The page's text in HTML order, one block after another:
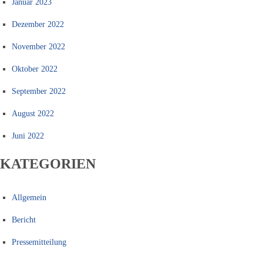
Januar 2023
Dezember 2022
November 2022
Oktober 2022
September 2022
August 2022
Juni 2022
KATEGORIEN
Allgemein
Bericht
Pressemitteilung